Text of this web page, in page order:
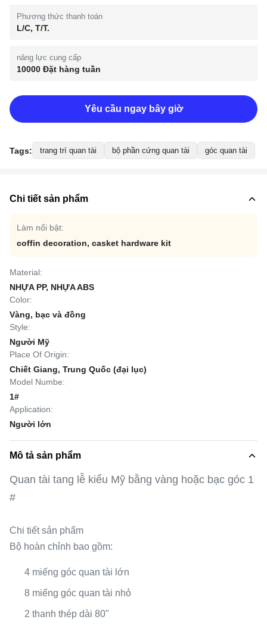
Phương thức thanh toán
L/C, T/T.
năng lực cung cấp
10000 Đặt hàng tuần
Yêu cầu ngay bây giờ
Tags: trang trí quan tài bộ phần cứng quan tài góc quan tài
Chi tiết sản phẩm
Làm nổi bật:
coffin decoration, casket hardware kit
Material:
NHỰA PP, NHỰA ABS
Color:
Vàng, bạc và đồng
Style:
Người Mỹ
Place Of Origin:
Chiết Giang, Trung Quốc (đại lục)
Model Numbe:
1#
Application:
Người lớn
Mô tả sản phẩm
Quan tài tang lễ kiểu Mỹ bằng vàng hoặc bạc góc 1
#
Chi tiết sản phẩm
Bộ hoàn chỉnh bao gồm:
4 miếng góc quan tài lớn
8 miếng góc quan tài nhỏ
2 thanh thép dài 80"